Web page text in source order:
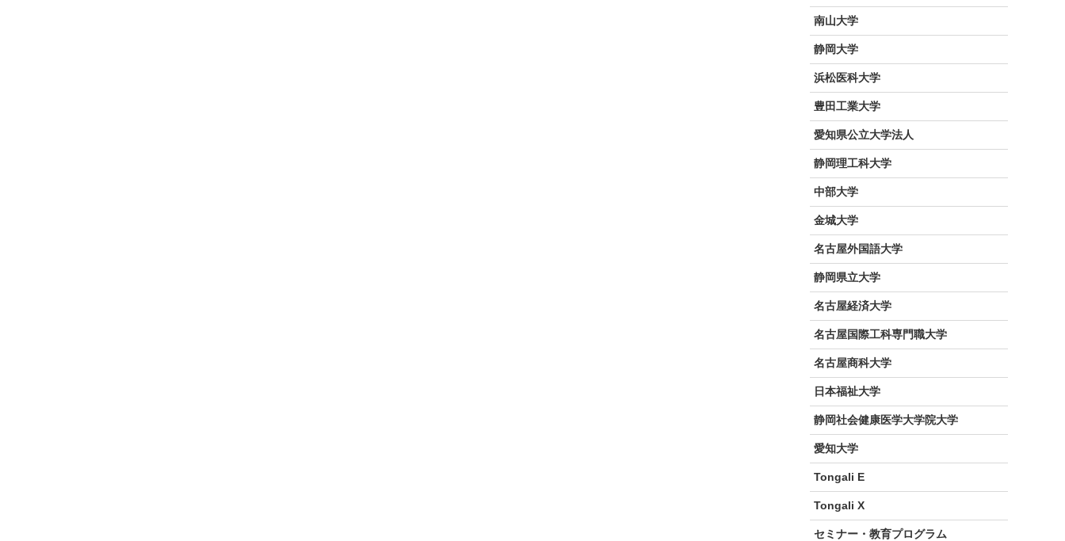
南山大学
静岡大学
浜松医科大学
豊田工業大学
愛知県公立大学法人
静岡理工科大学
中部大学
金城大学
名古屋外国語大学
静岡県立大学
名古屋経済大学
名古屋国際工科専門職大学
名古屋商科大学
日本福祉大学
静岡社会健康医学大学院大学
愛知大学
Tongali E
Tongali X
セミナー・教育プログラム